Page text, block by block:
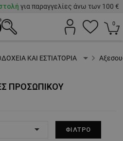
για παραγγελίες άνω των 100 €
0
ΚΑΙ ΕΣΤΙΑΤΟΡΙΑ
ΠΡΟΣΩΠΙΚΟΎ
 ΦΊΛΤΡΟ